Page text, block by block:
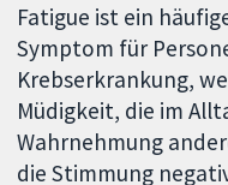
Fatigue ist ein
Symptom für
Krebserkrankung,
Müdigkeit, die im
Wahrnehmung
die Stimmung